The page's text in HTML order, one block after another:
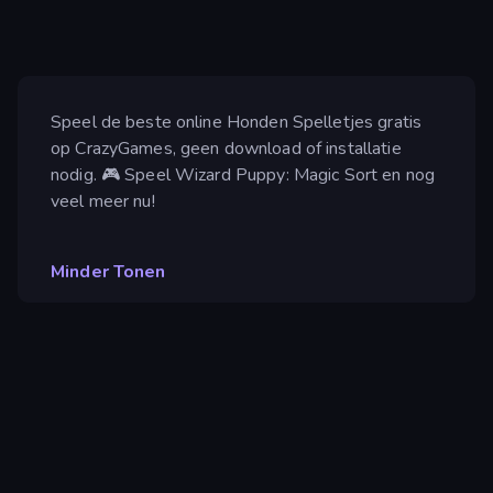
Speel de beste online Honden Spelletjes gratis
op CrazyGames, geen download of installatie
nodig. 🎮 Speel Wizard Puppy: Magic Sort en nog
veel meer nu!
Minder Tonen